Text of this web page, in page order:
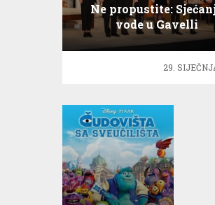
Ne propustite:
vode u Gavelli
29.